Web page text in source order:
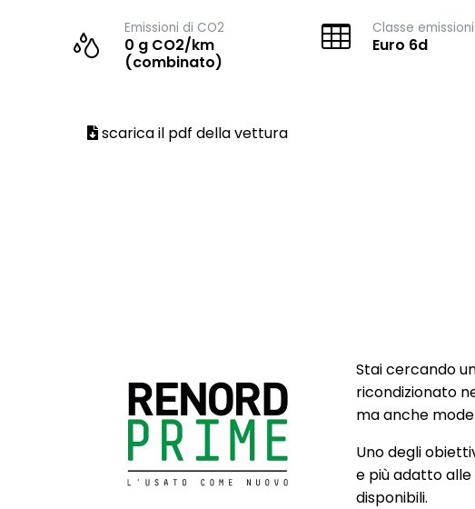
Emissioni di CO2
0 g CO2/km
(combinato)
Classe emissioni
Euro 6d
scarica il pdf della vettura
Stai cercando
ricondizionato
ma anche
Uno degli
e più adatto
disponibili.